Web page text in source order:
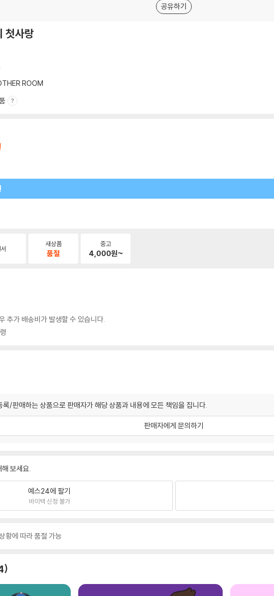
공유하기
첫사랑
ROOM
새상품
품절
중고
4,000원~
추가 배송비가 발생할 수 있습니다.
록/판매하는 상품으로 판매자가 해당 상품과 내용에 모든 책임을 집니다.
판매자에게 문의하기
보세요.
예스24에 팔기
바이백 신청 불가
황에 따라 품절 가능